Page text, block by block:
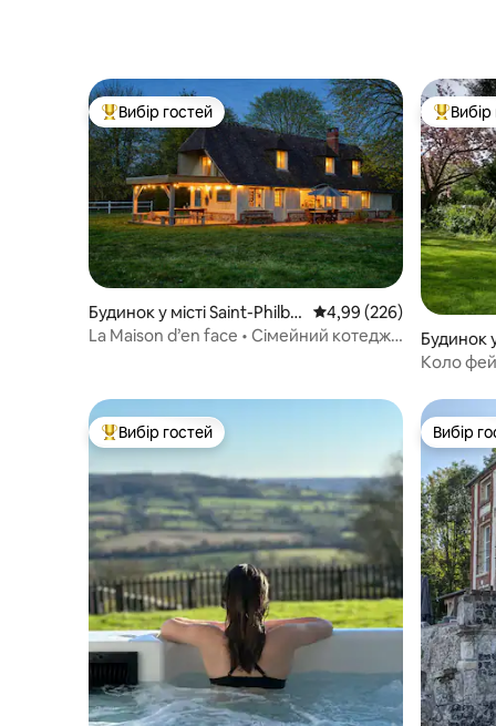
Топ вибір гостей
Вибір гостей
Будинок у місті Saint-Philbe
rt-des-Champs
Середня оцінка: 4,99 з
4,99 (226)
La Maison d’en face • Сімейний котедж •
Топ
Будинок
Коло
Топ вибір гостей
Вибір гостей Вибір
Вибір